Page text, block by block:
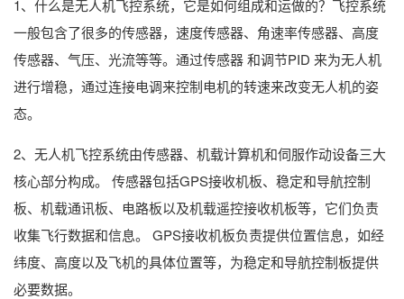
1、什么是无人机飞控系统，它是如何组成和运做的？飞控系统
一般包含了很多的传感器，速度传感器、角速率传感器、高度
传感器、气压、光流等等。通过传感器 和调节PID 来为无人机
进行增稳，通过连接电调来控制电机的转速来改变无人机的姿
态。
2、无人机飞控系统由传感器、机载计算机和伺服作动设备三大
核心部分构成。 传感器包括GPS接收机板、稳定和导航控制
板、机载通讯板、电路板以及机载遥控接收机板等，它们负责
收集飞行数据和信息。 GPS接收机板负责提供位置信息，如经
纬度、高度以及飞机的具体位置等，为稳定和导航控制板提供
必要数据。